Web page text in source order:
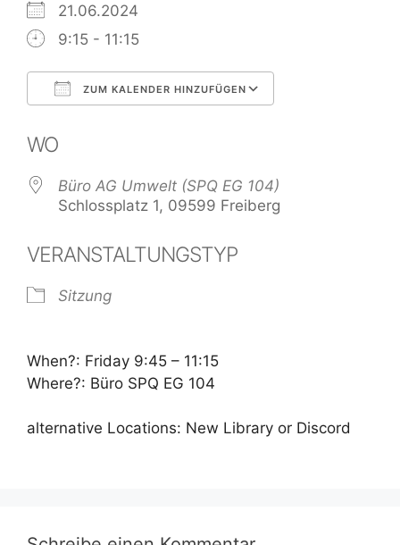
21.06.2024
9:15 - 11:15
ZUM KALENDER HINZUFÜGEN
WO
Büro AG Umwelt (SPQ EG 104)
Schlossplatz 1, 09599 Freiberg
VERANSTALTUNGSTYP
Sitzung
When?: Friday 9:45 – 11:15
Where?: Büro SPQ EG 104
alternative Locations: New Library or Discord